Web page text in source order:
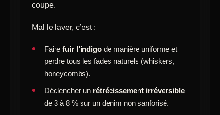
coupe.
Mal le laver, c’est :
Fairefuir l’indigo de manière uniforme et
perdre tous les fades naturels (whiskers,
honeycombs).
Déclencher un rétrécissement irréversible
de 3 à 8 % sur un denim non sanforisé.